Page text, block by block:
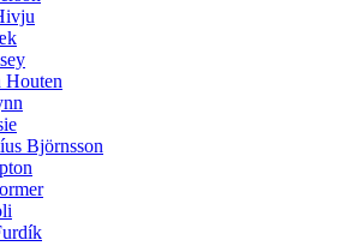
Houten
Björnsson